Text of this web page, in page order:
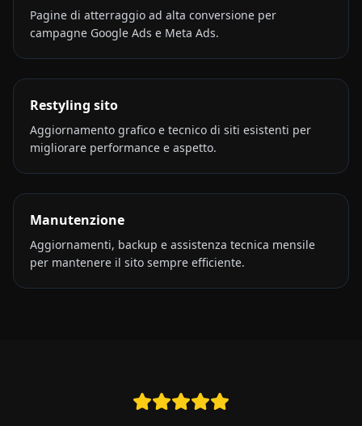
Pagine di atterraggio ad alta conversione per
campagne Google Ads e Meta Ads.
Restyling sito
Aggiornamento grafico e tecnico di siti esistenti per
migliorare performance e aspetto.
Manutenzione
Aggiornamenti, backup e assistenza tecnica mensile
per mantenere il sito sempre efficiente.